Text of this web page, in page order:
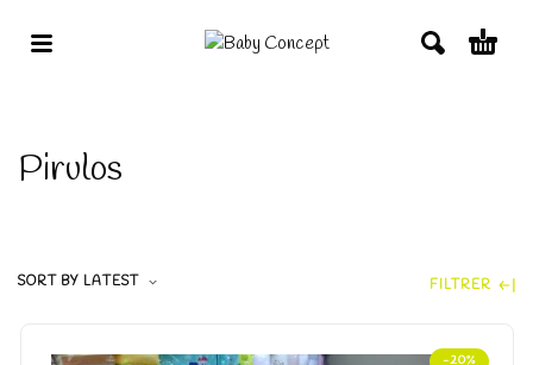
Pirulos
SORT BY LATEST FILTRER
-20%